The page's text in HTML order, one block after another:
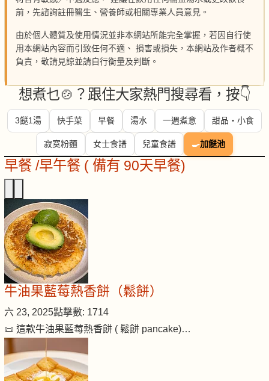
前，先諮詢註冊醫生、營養師或相關專業人員意見。
由於個人體質及使用情況並非本網站所能完全掌握，若因自行使
用本網站內容而引致任何不適、 損害或損失，本網站及作者概不
負責，敬請見諒並請自行衡量及判斷。
想煮乜🍲？跟住大家熱門搜尋看，按👇
3餸1湯 快手菜 早餐 湯水 一週煮意 甜品・小食
寂寞粉麵 女士食譜 兒童食譜 🍳加餸池
早餐 /早午餐 ( 備有 90天早餐)
牛油果藍莓熱香餅（鬆餅）
六 23, 2025點擊數: 1714
📜 這款牛油果藍莓熱香餅 ( 鬆餅 pancake)…